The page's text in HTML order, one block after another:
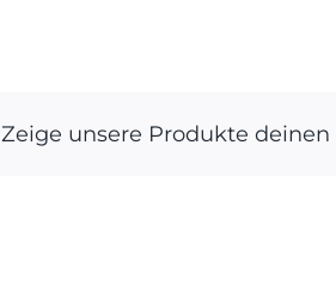
Zeige unsere Produkte deinen